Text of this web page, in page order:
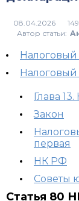
Автор статьи:
Налоговый
Налоговый
Глава
Закон
первая
НК РФ
Советы
Статья 80